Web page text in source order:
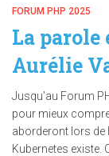
FORUM PHP 2025
La parole
Aurélie
Jusqu’au Forum
pour mieux
aborderont lors de
Kubernetes existe.